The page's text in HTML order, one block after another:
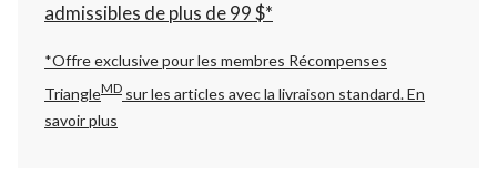
admissibles de plus de 99 $*
*Offre exclusive pour les membres Récompenses
TriangleMD sur les articles avec la livraison standard.En
savoir plus